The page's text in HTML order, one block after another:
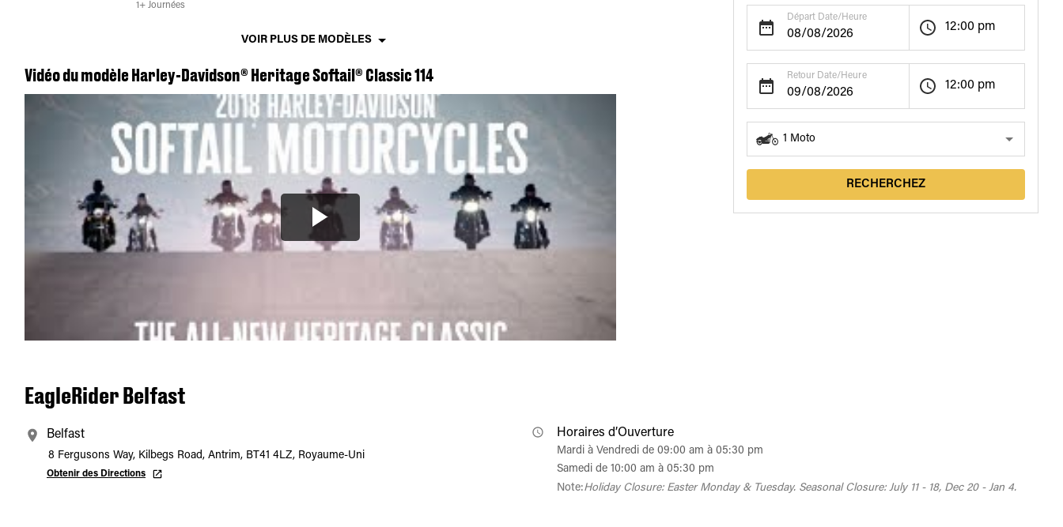
1+Journées
VOIR PLUS DE MODÈLES
Vidéo du modèle Harley-Davidson® Heritage Softail® Classic 114
Départ Date/Heure
12:00 pm
Retour Date/Heure
12:00 pm
1 Moto
RECHERCHEZ
EagleRider Belfast
Belfast
8 Fergusons Way, Kilbegs Road, Antrim, BT41 4LZ, Royaume-Uni
Obtenir des Directions
Horaires d’Ouverture
Mardi à Vendredi de 09:00 am à 05:30 pm
Samedi de 10:00 am à 05:30 pm
Note:Holiday Closure: Easter Monday & Tuesday. Seasonal Closure: July 11 - 18, Dec 20 - Jan 4.